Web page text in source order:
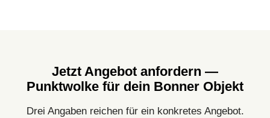
Jetzt Angebot anfordern —
Punktwolke für dein Bonner Objekt
Drei Angaben reichen für ein konkretes Angebot.